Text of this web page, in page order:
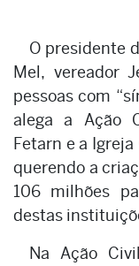
O presidente
Mel, vereador
pessoas com
alega a Ação
Fetarn e a
querendo a
106 milhões
destas
Na Ação